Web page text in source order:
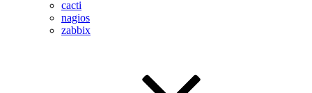
cacti
nagios
zabbix